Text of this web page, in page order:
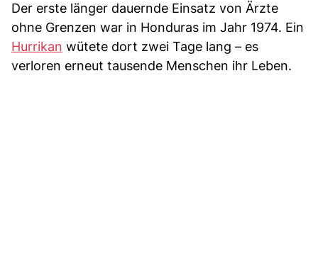
Der erste länger dauernde Einsatz von Ärzte
ohne Grenzen war in Honduras im Jahr 1974. Ein
Hurrikan wütete dort zwei Tage lang – es
verloren erneut tausende Menschen ihr Leben.